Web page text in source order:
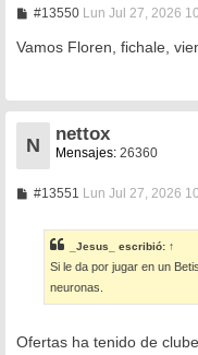
#13550M
n
e
Lun Jul 27, 2026
Vamos Floren, fichale,
N
nettox
Mensajes: 26360
#13551 M
a
j
e
Lun Jul 27, 2026
_Jesus_ escribió: ↑
Si le da por jugar en un
neuronas.
Ofertas ha tenido de